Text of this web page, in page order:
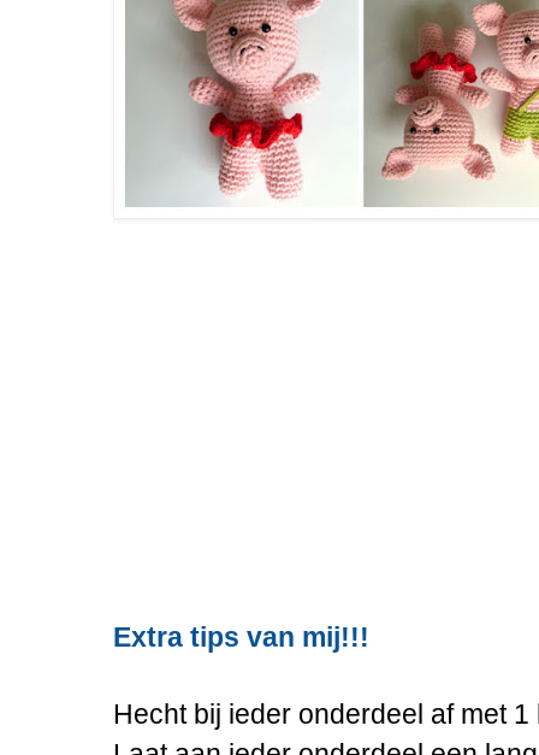
Extra tips van mij!!!
Hecht bij ieder onderdeel af met